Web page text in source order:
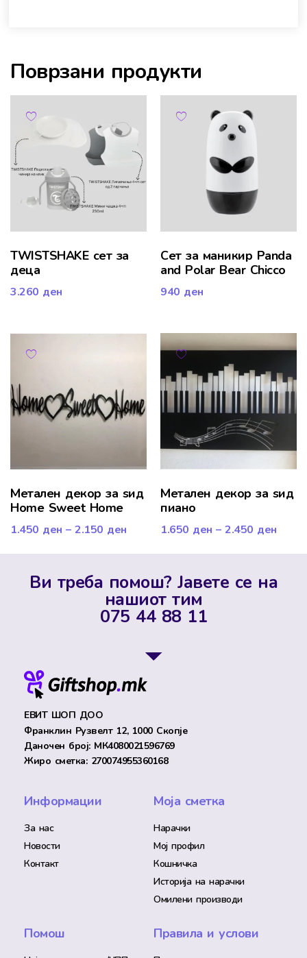
Поврзани продукти
TWISTSHAKE сет за
деца
3.260 ден
Сет за маникир Panda
and Polar Bear Chicco
940 ден
Mетален декор за ѕид
Home Sweet Home
1.450 ден – 2.150 ден
Метален декор за ѕид
пиано
1.650 ден – 2.450 ден
Ви треба помош? Јавете се на
нашиот тим
075 44 88 11
ЕВИТ ШОП ДОО
Франклин Рузвелт 12, 1000 Скопје
Даночен број: МК4080021596769
Жиро сметка: 270074955360168
Информации
За нас
Новости
Контакт
Моја сметка
Нарачки
Мој профил
Кошничка
Историја на нарачки
Омилени производи
Помош Правила и услови